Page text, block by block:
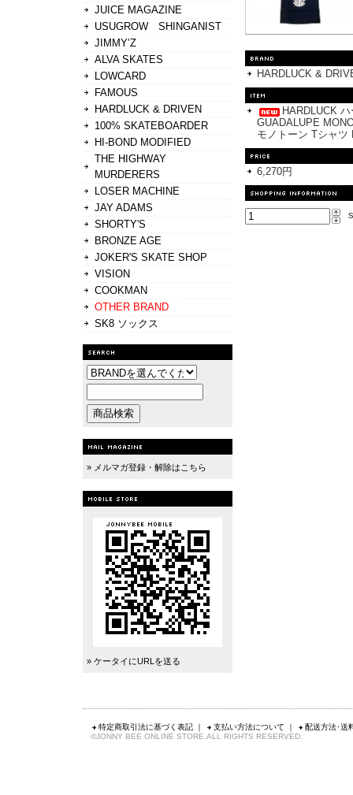
JUICE MAGAZINE
USUGROW SHINGANIST
JIMMY’Z
ALVA SKATES
LOWCARD
FAMOUS
HARDLUCK & DRIVEN
100% SKATEBOARDER
HI-BOND MODIFIED
THE HIGHWAY
MURDERERS
LOSER MACHINE
JAY ADAMS
SHORTY'S
BRONZE AGE
JOKER'S SKATE SHOP
VISION
COOKMAN
OTHER BRAND
SK8 ソックス
» メルマガ登録・解除はこちら
» ケータイにURLを送る
HARDLUCK &
HARDLUCK
GUADALUPE
モノトーン Tシャツ
6,270円
特定商取引法に基づく表記 ｜ 支払い方法について ｜
配送方法･送
©JONNY BEE ONLINE STORE.ALL RIGHTS RESERVED.